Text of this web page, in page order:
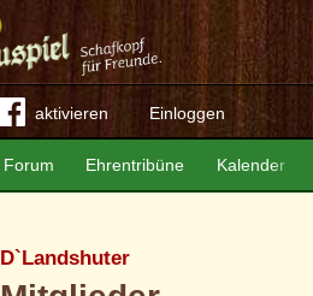
aktivieren Einloggen
Forum Ehrentribüne Kalender
D`Landshuter